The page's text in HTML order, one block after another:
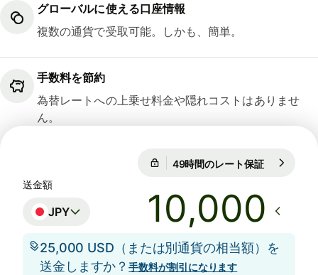
グローバルに使える口座情報
複数の通貨で受取可能。しかも、簡単。
手数料を節約
為替レートへの上乗せ料金や隠れコストはありませ
ん。
49時間のレート保証
送金額
JPY
25,000 USD（または別通貨の相当額）を
送金しますか？手数料が割引になります